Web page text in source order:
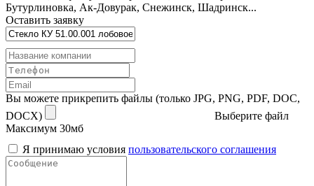
Бутурлиновка, Ак-Довурак, Снежинск, Шадринск...
Оставить заявку
Вы можете прикрепить файлы (только JPG, PNG, PDF, DOC,
DOCX)
Выберите файл
Максимум 30мб
Я принимаю условия пользовательского соглашения